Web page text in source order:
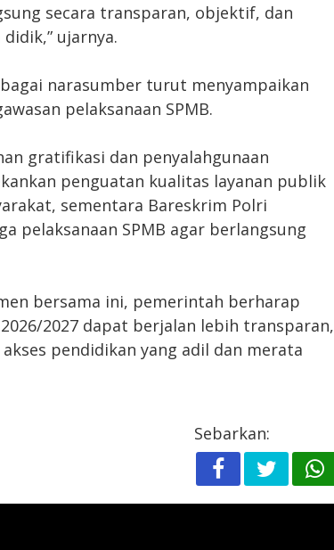
secara transparan, objektif, dan
ujarnya.
narasumber turut menyampaikan
pelaksanaan SPMB.
gratifikasi dan penyalahgunaan
penguatan kualitas layanan publik
sementara Bareskrim Polri
pelaksanaan SPMB agar berlangsung
bersama ini, pemerintah berharap
2027 dapat berjalan lebih transparan,
pendidikan yang adil dan merata
Sebarkan: